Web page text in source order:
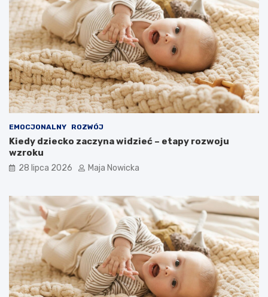
EMOCJONALNY ROZWÓJ
Kiedy dziecko zaczyna widzieć – etapy rozwoju
wzroku
28 lipca 2026 Maja Nowicka